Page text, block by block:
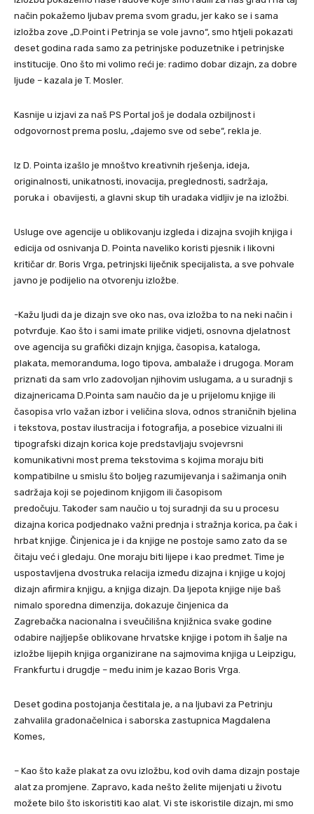
način pokažemo ljubav prema svom gradu, jer kako se i sama
izložba zove „D.Point i Petrinja se vole javno“, smo htjeli pokazati
deset godina rada samo za petrinjske poduzetnike i petrinjske
institucije. Ono što mi volimo reći je: radimo dobar dizajn, za dobre
ljude – kazala je T. Mosler.
Kasnije u izjavi za naš PS Portal još je dodala ozbiljnost i
odgovornost prema poslu, „dajemo sve od sebe“, rekla je.
Iz D. Pointa izašlo je mnoštvo kreativnih rješenja, ideja,
originalnosti, unikatnosti, inovacija, preglednosti, sadržaja,
poruka i obavijesti, a glavni skup tih uradaka vidljiv je na izložbi.
Usluge ove agencije u oblikovanju izgleda i dizajna svojih knjiga i
edicija od osnivanja D. Pointa naveliko koristi pjesnik i likovni
kritičar dr. Boris Vrga, petrinjski liječnik specijalista, a sve pohvale
javno je podijelio na otvorenju izložbe.
-Kažu ljudi da je dizajn sve oko nas, ova izložba to na neki način i
potvrđuje. Kao što i sami imate prilike vidjeti, osnovna djelatnost
ove agencija su grafički dizajn knjiga, časopisa, kataloga,
plakata, memoranduma, logo tipova, ambalaže i drugoga. Moram
priznati da sam vrlo zadovoljan njihovim uslugama, a u suradnji s
dizajnericama D.Pointa sam naučio da je u prijelomu knjige ili
časopisa vrlo važan izbor i veličina slova, odnos straničnih bjelina
i tekstova, postav ilustracija i fotografija, a posebice vizualni ili
tipografski dizajn korica koje predstavljaju svojevrsni
komunikativni most prema tekstovima s kojima moraju biti
kompatibilne u smislu što boljeg razumijevanja i sažimanja onih
sadržaja koji se pojedinom knjigom ili časopisom
predočuju. Također sam naučio u toj suradnji da su u procesu
dizajna korica podjednako važni prednja i stražnja korica, pa čak i
hrbat knjige. Činjenica je i da knjige ne postoje samo zato da se
čitaju već i gledaju. One moraju biti lijepe i kao predmet. Time je
uspostavljena dvostruka relacija između dizajna i knjige u kojoj
dizajn afirmira knjigu, a knjiga dizajn. Da ljepota knjige nije baš
nimalo sporedna dimenzija, dokazuje činjenica da
Zagrebačka nacionalna i sveučilišna knjižnica svake godine
odabire najljepše oblikovane hrvatske knjige i potom ih šalje na
izložbe lijepih knjiga organizirane na sajmovima knjiga u Leipzigu,
Frankfurtu i drugdje – među inim je kazao Boris Vrga.
Deset godina postojanja čestitala je, a na ljubavi za Petrinju
zahvalila gradonačelnica i saborska zastupnica Magdalena
Komes,
– Kao što kaže plakat za ovu izložbu, kod ovih dama dizajn postaje
alat za promjene. Zapravo, kada nešto želite mijenjati u životu
možete bilo što iskoristiti kao alat. Vi ste iskoristile dizajn, mi smo